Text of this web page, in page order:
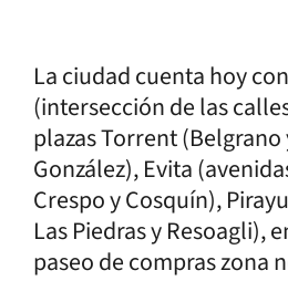
La ciudad cuenta hoy
(intersección de las
plazas Torrent (Belgrano
González), Evita
Crespo y Cosquín),
Las Piedras y Resoagli),
paseo de compras zona